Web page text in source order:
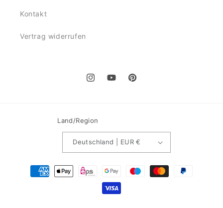
Kontakt
Vertrag widerrufen
InstagramYouTubePinterest
Land/Region
Deutschland | EUR €
Zahlungsmethoden